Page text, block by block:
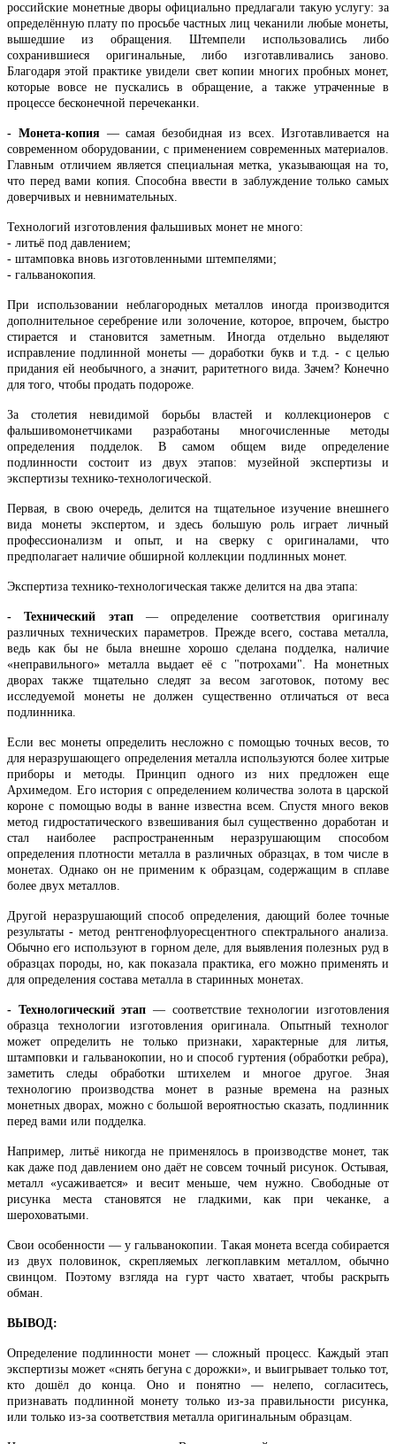
российские монетные дворы официально предлагали такую услугу: за
определённую плату по просьбе частных лиц чеканили любые монеты,
вышедшие из обращения. Штемпели использовались либо
сохранившиеся оригинальные, либо изготавливались заново.
Благодаря этой практике увидели свет копии многих пробных монет,
которые вовсе не пускались в обращение, а также утраченные в
процессе бесконечной перечеканки.
- Монета-копия— самая безобидная из всех. Изготавливается на
современном оборудовании, с применением современных материалов.
Главным отличием является специальная метка, указывающая на то,
что перед вами копия. Способна ввести в заблуждение только самых
доверчивых и невнимательных.
Технологий изготовления фальшивых монет не много:
- литьё под давлением;
- штамповка вновь изготовленными штемпелями;
- гальванокопия.
При использовании неблагородных металлов иногда производится
дополнительное серебрение или золочение, которое, впрочем, быстро
стирается и становится заметным. Иногда отдельно выделяют
исправление подлинной монеты — доработки букв и т.д. - с целью
придания ей необычного, а значит, раритетного вида. Зачем? Конечно
для того, чтобы продать подороже.
За столетия невидимой борьбы властей и коллекционеров с
фальшивомонетчиками разработаны многочисленные методы
определения подделок. В самом общем виде определение
подлинности состоит из двух этапов: музейной экспертизы и
экспертизы технико-технологической.
Первая, в свою очередь, делится на тщательное изучение внешнего
вида монеты экспертом, и здесь большую роль играет личный
профессионализм и опыт, и на сверку с оригиналами, что
предполагает наличие обширной коллекции подлинных монет.
Экспертиза технико-технологическая также делится на два этапа:
- Технический этап— определение соответствия оригиналу
различных технических параметров. Прежде всего, состава металла,
ведь как бы не была внешне хорошо сделана подделка, наличие
«неправильного» металла выдает её с "потрохами". На монетных
дворах также тщательно следят за весом заготовок, потому вес
исследуемой монеты не должен существенно отличаться от веса
подлинника.
Если вес монеты определить несложно с помощью точных весов, то
для неразрушающего определения металла используются более хитрые
приборы и методы. Принцип одного из них предложен еще
Архимедом. Его история с определением количества золота в царской
короне с помощью воды в ванне известна всем. Спустя много веков
метод гидростатического взвешивания был существенно доработан и
стал наиболее распространенным неразрушающим способом
определения плотности металла в различных образцах, в том числе в
монетах. Однако он не применим к образцам, содержащим в сплаве
более двух металлов.
Другой неразрушающий способ определения, дающий более точные
результаты - метод рентгенофлуоресцентного спектрального анализа.
Обычно его используют в горном деле, для выявления полезных руд в
образцах породы, но, как показала практика, его можно применять и
для определения состава металла в старинных монетах.
- Технологический этап — соответствие технологии изготовления
образца технологии изготовления оригинала. Опытный технолог
может определить не только признаки, характерные для литья,
штамповки и гальванокопии, но и способ гуртения (обработки ребра),
заметить следы обработки штихелем и многое другое. Зная
технологию производства монет в разные времена на разных
монетных дворах, можно с большой вероятностью сказать, подлинник
перед вами или подделка.
Например, литьё никогда не применялось в производстве монет, так
как даже под давлением оно даёт не совсем точный рисунок. Остывая,
металл «усаживается» и весит меньше, чем нужно. Свободные от
рисунка места становятся не гладкими, как при чеканке, а
шероховатыми.
Свои особенности — у гальванокопии. Такая монета всегда собирается
из двух половинок, скрепляемых легкоплавким металлом, обычно
свинцом. Поэтому взгляда на гурт часто хватает, чтобы раскрыть
обман.
ВЫВОД:
Определение подлинности монет — сложный процесс. Каждый этап
экспертизы может «снять бегуна с дорожки», и выигрывает только тот,
кто дошёл до конца. Оно и понятно — нелепо, согласитесь,
признавать подлинной монету только из-за правильности рисунка,
или только из-за соответствия металла оригинальным образцам.